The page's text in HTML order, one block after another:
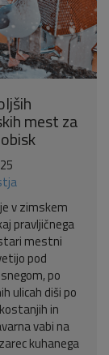
mest za
v zimskem
pravljičnega
mestni
pod
po
ulicah diši po
in
vabi na
kuhanega